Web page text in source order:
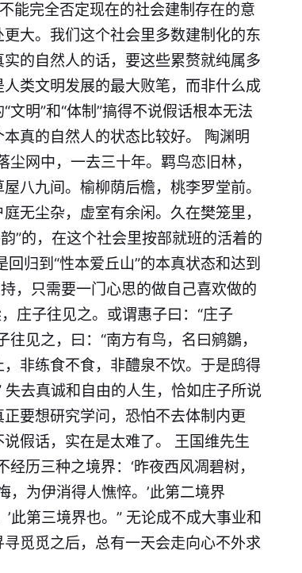
能完全否定现在的社会建制存在的意
大。我们这个社会里多数建制化的东
的自然人的话，要这些累赘就纯属多
类文明发展的最大败笔，而非什么成
明”和“体制”搞得不说假话根本无法
真的自然人的状态比较好。 陶渊明
网中，一去三十年。羁鸟恋旧林，
八九间。榆柳荫后檐，桃李罗堂前。
无尘杂，虚室有余闲。久在樊笼里，
”的，在这个社会里按部就班的活着的
归到“性本爱丘山”的本真状态和达到
，只需要一门心思的做自己喜欢做的
庄子往见之。或谓惠子曰：“庄子
见之，曰：“南方有鸟，名曰鹓鶵，
非练食不食，非醴泉不饮。于是鸱得
失去真诚和自由的人生，恰如庄子所说
要想研究学问，恐怕不去体制内更
假话，实在是太难了。 王国维先生
历三种之境界：‘昨夜西风凋碧树，
，为伊消得人憔悴。’此第二境界
此第三境界也。” 无论成不成大事业和
觅觅之后，总有一天会走向心不外求